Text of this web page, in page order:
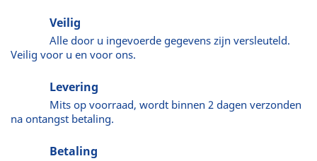
Veilig
Alle door u ingevoerde gegevens zijn versleuteld.
Veilig voor u en voor ons.
Levering
Mits op voorraad, wordt binnen 2 dagen verzonden
na ontangst betaling.
Betaling